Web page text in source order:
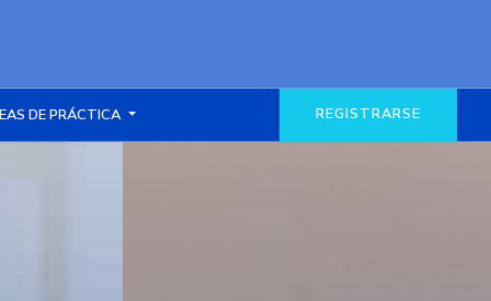
DE PRÁCTICA REGISTRARSE